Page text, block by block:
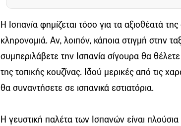
Η Ισπανία φημίζεται τόσο για τα αξιοθέατά
κληρονομιά. Αν, λοιπόν, κάποια στιγμή στην
συμπεριλάβετε την Ισπανία σίγουρα θα
της τοπικής κουζίνας. Ιδού μερικές από τις
θα συναντήσετε σε ισπανικά εστιατόρια.
Η γευστική παλέτα των Ισπανών είναι